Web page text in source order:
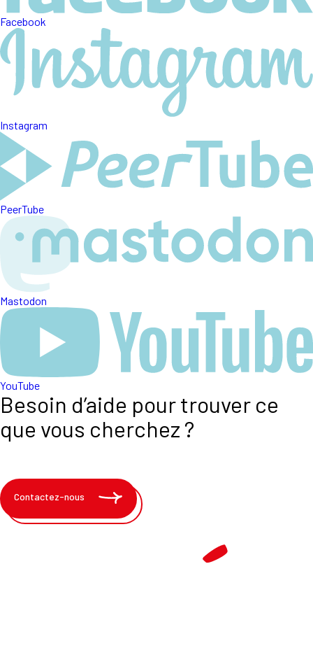
Facebook
Instagram
PeerTube
Mastodon
YouTube
Besoin d’aide pour trouver ce
que vous cherchez ?
Contactez-nous